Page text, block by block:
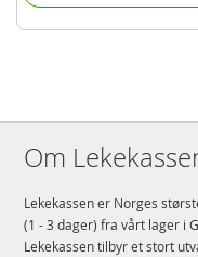
Om
Lekekassen er Norges
(1 - 3 dager) fra vårt lager i
Lekekassen tilbyr et stort